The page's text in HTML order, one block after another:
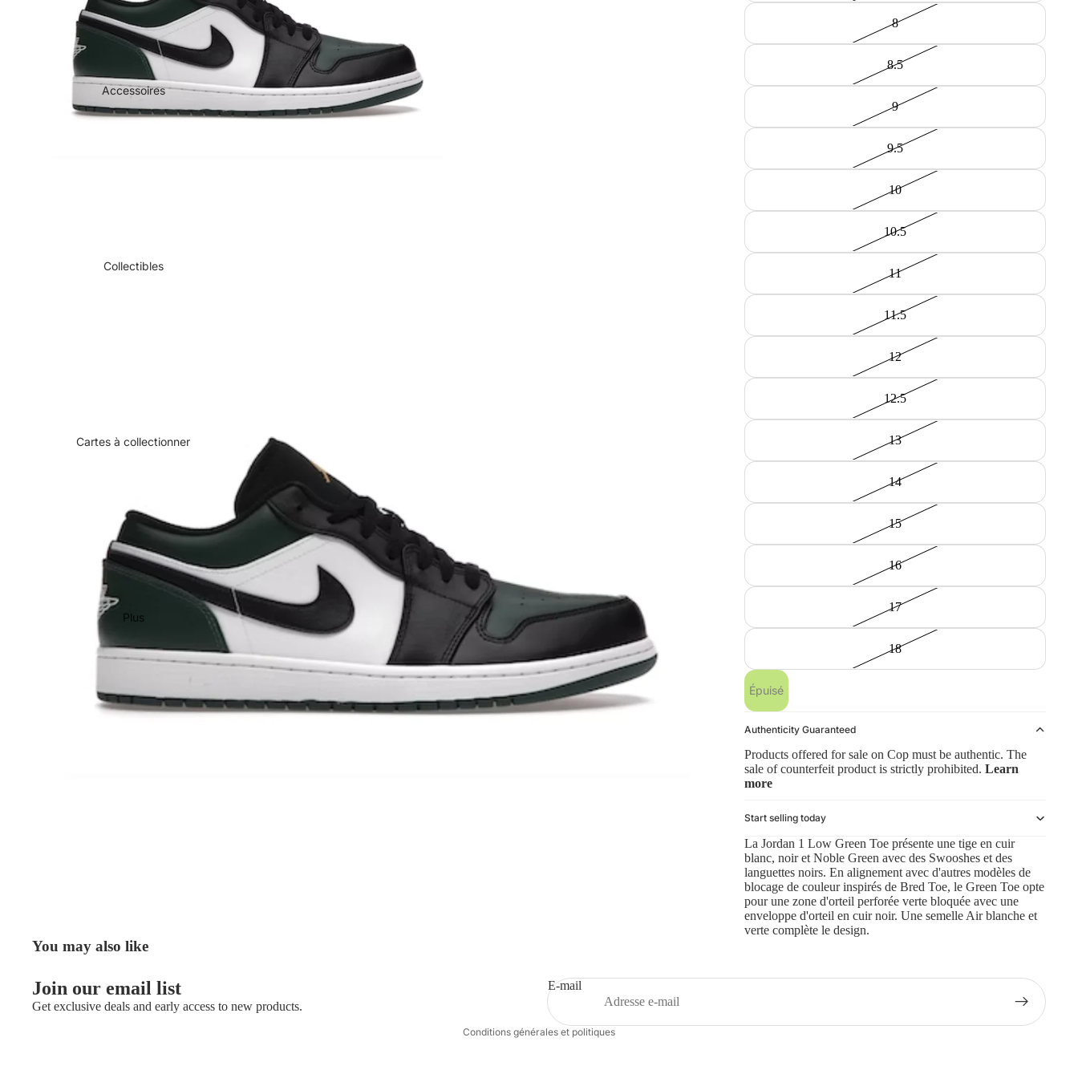
Accessoires
Collectibles
Cartes à collectionner
Plus
8
8.5
9
9.5
10
10.5
11
11.5
12
12.5
13
14
15
16
17
18
Épuisé
Authenticity Guaranteed
Products offered for sale on Cop must be authentic. The
sale of counterfeit product is strictly prohibited. Learn
more
Start selling today
La Jordan 1 Low Green Toe présente une tige en cuir
blanc, noir et Noble Green avec des Swooshes et des
languettes noirs. En alignement avec d'autres modèles de
blocage de couleur inspirés de Bred Toe, le Green Toe opte
pour une zone d'orteil perforée verte bloquée avec une
enveloppe d'orteil en cuir noir. Une semelle Air blanche et
verte complète le design.
You may also like
Join our email list
Get exclusive deals and early access to new products.
E-mail
Conditions générales et politiques
Politique d’expédition